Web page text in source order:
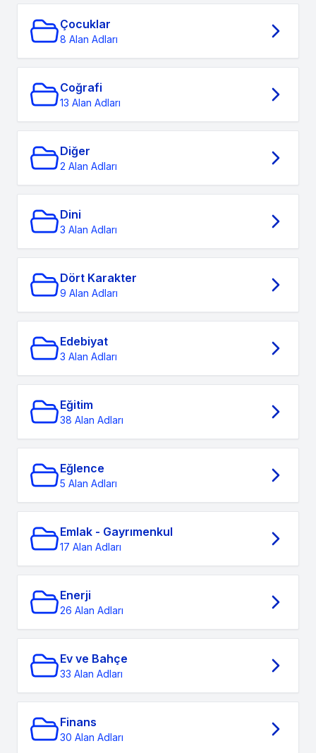
Çocuklar
8 Alan Adları
Coğrafi
13 Alan Adları
Diğer
2 Alan Adları
Dini
3 Alan Adları
Dört Karakter
9 Alan Adları
Edebiyat
3 Alan Adları
Eğitim
38 Alan Adları
Eğlence
5 Alan Adları
Emlak - Gayrımenkul
17 Alan Adları
Enerji
26 Alan Adları
Ev ve Bahçe
33 Alan Adları
Finans
30 Alan Adları